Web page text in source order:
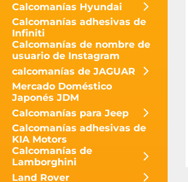
Calcomanías Hyundai
Calcomanías adhesivas de
Infiniti
Calcomanías de nombre de
usuario de Instagram
calcomanías de JAGUAR
Mercado Doméstico
Japonés JDM
Calcomanías para Jeep
Calcomanías adhesivas de
KIA Motors
Calcomanías de
Lamborghini
Land Rover